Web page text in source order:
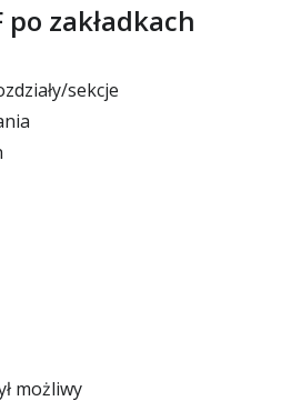
zakładkach
sekcje
możliwy